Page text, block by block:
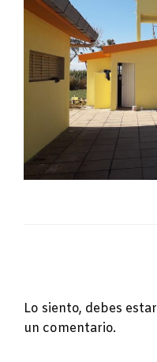
Lo siento, debes estar
un comentario.